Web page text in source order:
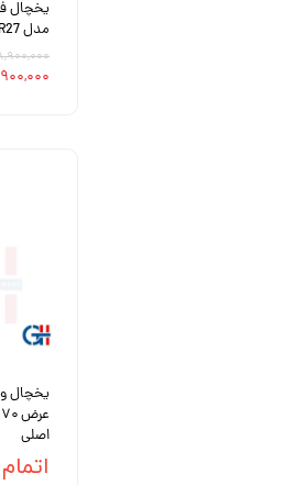
مدل GR27 (اصلی)
۵۸,۹۰۰,۰۰۰
۵۷,۹۰۰,۰۰۰
یخچال
اصلی